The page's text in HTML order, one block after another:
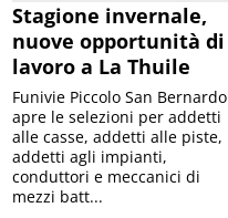
Stagione invernale,
nuove opportunità di
lavoro a La Thuile
Funivie Piccolo San Bernardo
apre le selezioni per addetti
alle casse, addetti alle piste,
addetti agli impianti,
conduttori e meccanici di
mezzi batt...